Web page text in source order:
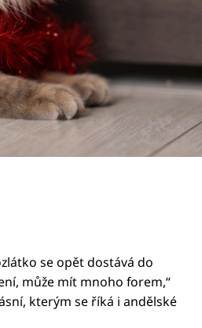
se opět dostává do
může mít mnoho forem,“
kterým se říká i andělské